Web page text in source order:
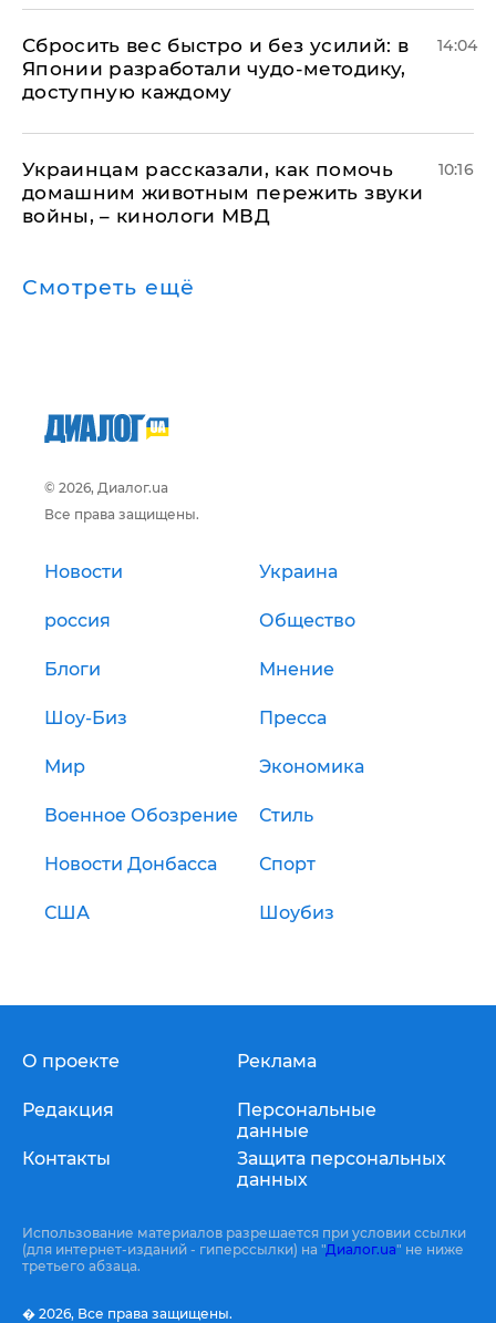
Сбросить вес быстро и без усилий: в
Японии разработали чудо-методику,
доступную каждому
14:04
Украинцам рассказали, как помочь
домашним животным пережить звуки
войны, – кинологи МВД
10:16
Смотреть ещё
© 2026, Диалог.ua
Все права защищены.
Новости Украина
россия Общество
Блоги Мнение
Шоу-Биз Пресса
Мир Экономика
Военное Обозрение Стиль
Новости Донбасса Спорт
США Шоубиз
О проекте
Редакция
Контакты
Реклама
Персональные
данные
Защита персональных
данных
Использование материалов разрешается при условии ссылки
(для интернет-изданий - гиперссылки) на "Диалог.ua" не ниже
третьего абзаца.
� 2026, Все права защищены.